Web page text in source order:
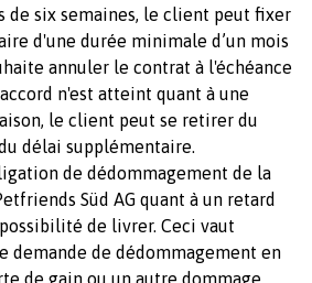
de six semaines, le client peut fixer
d'une durée minimale d’un mois
annuler le contrat à l'échéance
n'est atteint quant à une
le client peut se retirer du
délai supplémentaire.
de dédommagement de la
Süd AG quant à un retard
de livrer. Ceci vaut
demande de dédommagement en
de gain ou un autre dommage